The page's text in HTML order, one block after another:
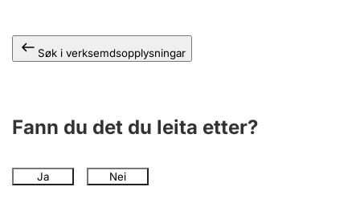
Søk i verksemdsopplysningar
Fann du det du leita etter?
Ja Nei